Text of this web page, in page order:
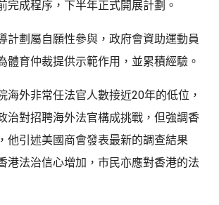
完成程序，下半年正式開展計劃。
計劃屬自願性參與，政府會資助運動員
體育仲裁提供示範作用，並累積經驗。
海外非常任法官人數接近20年的低位，
治對招聘海外法官構成挑戰，但強調香
他引述美國商會發表最新的調查結果
港法治信心增加，市民亦應對香港的法